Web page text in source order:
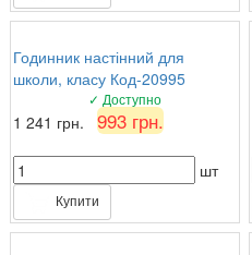
Годинник настінний для
школи, класу Код-20995
✓ Доступно
1 241 грн. 993 грн.
шт
Купити